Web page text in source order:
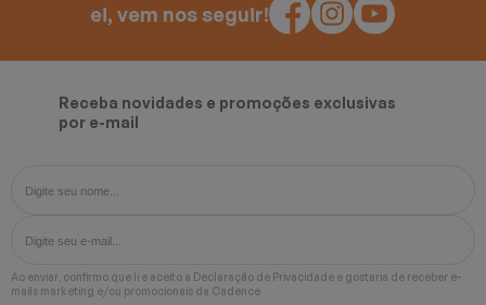
ei, vem nos seguir!
Receba novidades e promoções exclusivas
por e-mail
Ao enviar, confirmo que li e aceito a Declaração de Privacidade e gostaria de receber e-
mails marketing e/ou promocionais da Cadence